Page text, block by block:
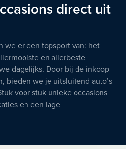
direct uit
we er een topsport van: het
en allerbeste
dagelijks. Door bij de inkoop
bieden we je uitsluitend auto’s
voor stuk unieke occasions
en een lage